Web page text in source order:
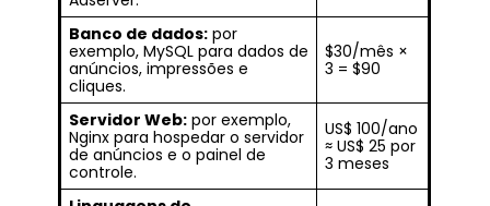
Banco de dados: por
exemplo, MySQL para dados de
anúncios, impressões e
cliques.
$30/mês ×
3 = $90
Servidor Web: por exemplo,
Nginx para hospedar o servidor
de anúncios e o painel de
controle.
US$ 100/ano
≈ US$ 25 por
3 meses